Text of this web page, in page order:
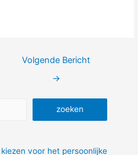
Volgende Bericht
→
zoeken
voor het persoonlijke